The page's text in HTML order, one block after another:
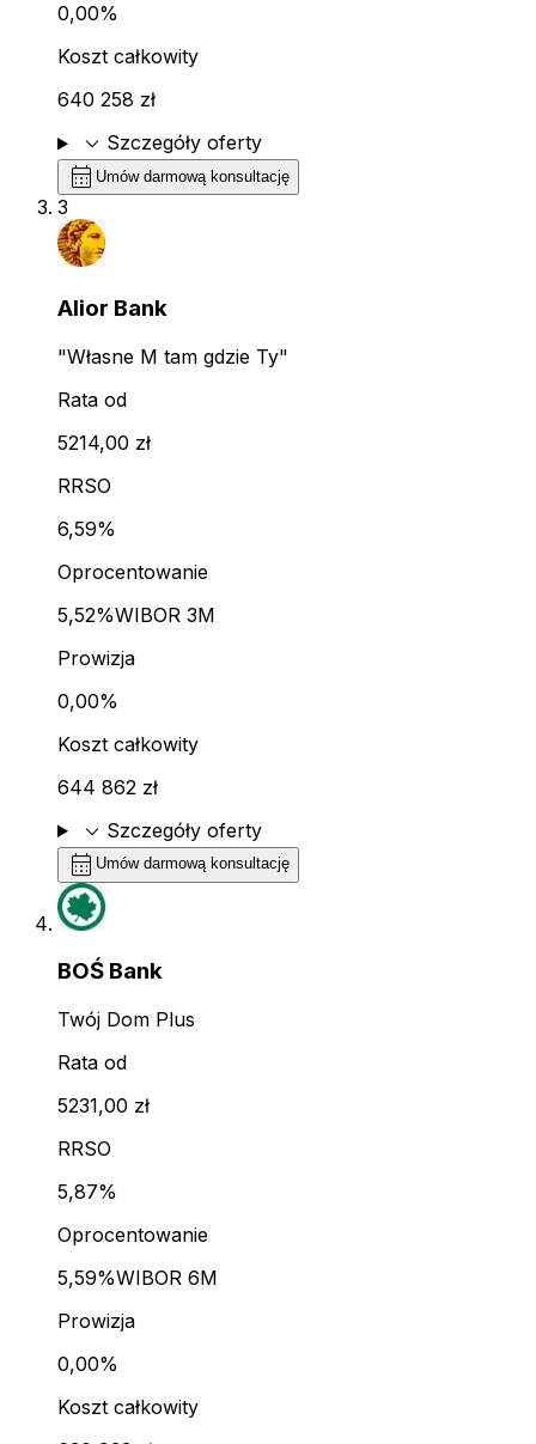
0,00%
Koszt całkowity
640 258 zł
expand_more Szczegóły oferty
calendar_month Umów darmową konsultację
3
Alior Bank
"Własne M tam gdzie Ty"
Rata od
5214,00 zł
RRSO
6,59%
Oprocentowanie
5,52%WIBOR 3M
Prowizja
0,00%
Koszt całkowity
644 862 zł
expand_more Szczegóły oferty
calendar_month Umów darmową konsultację
BOŚ Bank
Twój Dom Plus
Rata od
5231,00 zł
RRSO
5,87%
Oprocentowanie
5,59%WIBOR 6M
Prowizja
0,00%
Koszt całkowity